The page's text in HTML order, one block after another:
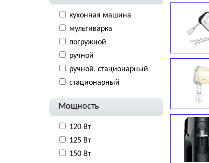
кухонная машина
мультиварка
погружной
ручной
ручной, стационарный
стационарный
Мощность
120 Вт
125 Вт
150 Вт